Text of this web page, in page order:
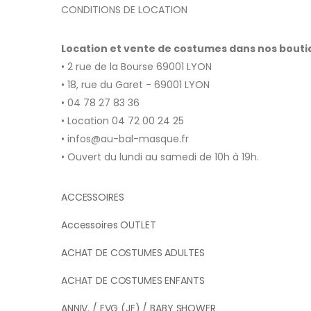
CONDITIONS DE LOCATION
Location et vente de costumes dans nos
• 2 rue de la Bourse 69001 LYON
• 18, rue du Garet - 69001 LYON
• 04 78 27 83 36
• Location 04 72 00 24 25
• infos@au-bal-masque.fr
• Ouvert du lundi au samedi de 10h à 19h.
ACCESSOIRES
Accessoires OUTLET
ACHAT DE COSTUMES ADULTES
ACHAT DE COSTUMES ENFANTS